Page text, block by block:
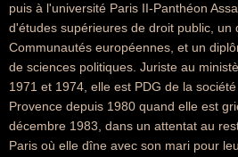
puis à l'université Paris II-Panthéon
d'études supérieures de droit public, un
Communautés européennes, et un
de sciences politiques. Juriste au
1971 et 1974, elle est PDG de la
Provence depuis 1980 quand elle est
décembre 1983, dans un attentat au
Paris où elle dîne avec son mari pour